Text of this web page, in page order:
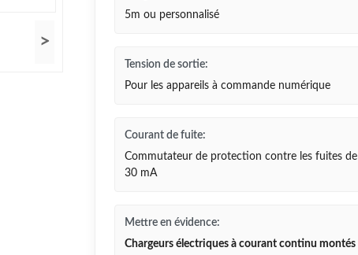
>
5m ou personnalisé
Tension de sortie:
Pour les appareils à commande numérique
Courant de fuite:
Commutateur de protection contre les fuites de
30 mA
Mettre en évidence:
Chargeurs électriques à courant continu montés